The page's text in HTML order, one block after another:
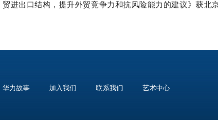
贸进出口结构，提升外贸竞争力和抗风险能力的建议》获北
华力故事 加入我们 联系我们 艺术中心